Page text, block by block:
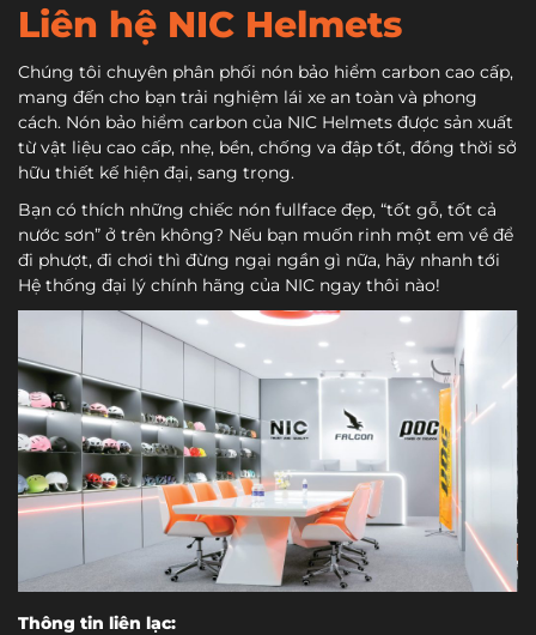
Liên hệ NIC Helmets
Chúng tôi chuyên phân phối nón bảo hiểm carbon cao cấp,
mang đến cho bạn trải nghiệm lái xe an toàn và phong
cách. Nón bảo hiểm carbon của NIC Helmets được sản xuất
từ vật liệu cao cấp, nhẹ, bền, chống va đập tốt, đồng thời sở
hữu thiết kế hiện đại, sang trọng.
Bạn có thích những chiếc nón fullface đẹp, “tốt gỗ, tốt cả
nước sơn” ở trên không? Nếu bạn muốn rinh một em về để
đi phượt, đi chơi thì đừng ngại ngần gì nữa, hãy nhanh tới
Hệ thống đại lý chính hãng của NIC ngay thôi nào!
Thông tin liên lạc: